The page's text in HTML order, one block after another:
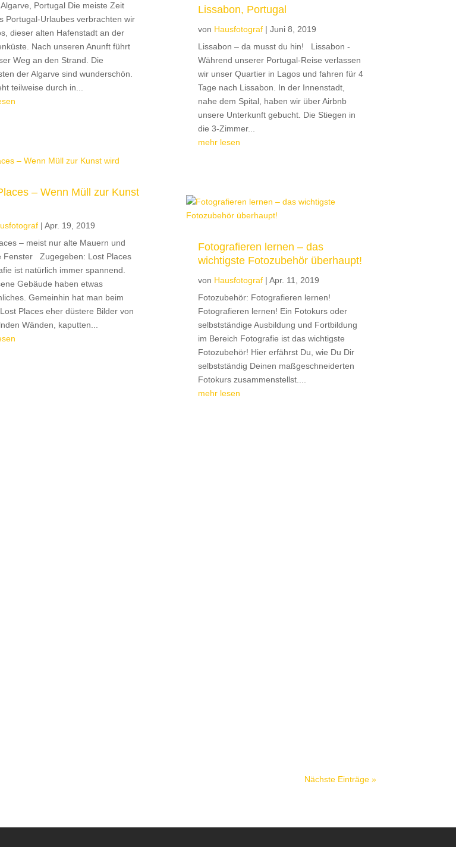
Portugal Die meiste Zeit
Portugal-Urlaubes verbrachten wir
dieser alten Hafenstadt an der
Nach unseren Anunft führt
Weg an den Strand. Die
der Algarve sind wunderschön.
teilweise durch in...
– Wenn Müll zur Kunst
| Apr. 19, 2019
– meist nur alte Mauern und
Fenster Zugegeben: Lost Places
ist natürlich immer spannend.
Gebäude haben etwas
Gemeinhin hat man beim
Places eher düstere Bilder von
Wänden, kaputten...
Lissabon, Portugal
von Hausfotograf| Juni 8, 2019
Lissabon – da musst du hin! Lissabon -
Während unserer Portugal-Reise verlassen
wir unser Quartier in Lagos und fahren für 4
Tage nach Lissabon. In der Innenstadt,
nahe dem Spital, haben wir über Airbnb
unsere Unterkunft gebucht. Die Stiegen in
die 3-Zimmer...
mehr lesen
Fotografieren lernen – das
wichtigste Fotozubehör überhaupt!
von Hausfotograf| Apr. 11, 2019
Fotozubehör: Fotografieren lernen!
Fotografieren lernen! Ein Fotokurs oder
selbstständige Ausbildung und Fortbildung
im Bereich Fotografie ist das wichtigste
Fotozubehör! Hier erfährst Du, wie Du Dir
selbstständig Deinen maßgeschneiderten
Fotokurs zusammenstellst....
mehr lesen
Nächste Einträge »